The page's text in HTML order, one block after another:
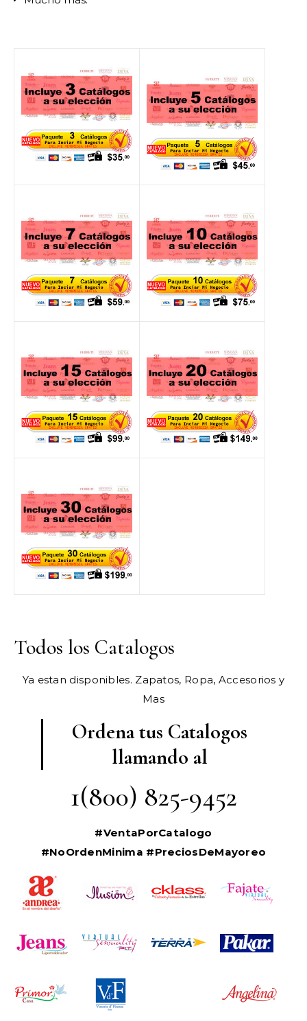
Todos los Catalogos
Ya estan disponibles. Zapatos, Ropa, Accesorios y
Mas
Ordena tus Catalogos
llamando al
1(800) 825-9452
#VentaPorCatalogo
#NoOrdenMinima #PreciosDeMayoreo